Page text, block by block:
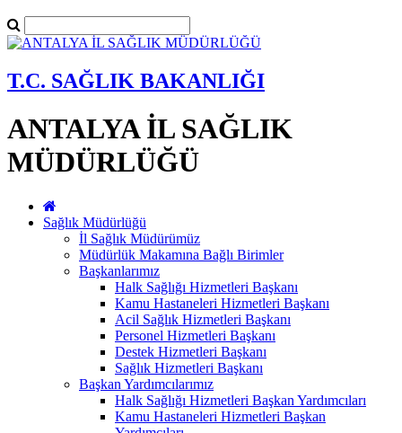
T.C. SAĞLIK BAKANLIĞI
ANTALYA İL SAĞLIK
MÜDÜRLÜĞÜ
Sağlık Müdürlüğü
İl Sağlık Müdürümüz
Müdürlük Makamına Bağlı Birimler
Başkanlarımız
Halk Sağlığı Hizmetleri Başkanı
Kamu Hastaneleri Hizmetleri Başkanı
Acil Sağlık Hizmetleri Başkanı
Personel Hizmetleri Başkanı
Destek Hizmetleri Başkanı
Sağlık Hizmetleri Başkanı
Başkan Yardımcılarımız
Halk Sağlığı Hizmetleri Başkan Yardımcıları
Kamu Hastaneleri Hizmetleri Başkan